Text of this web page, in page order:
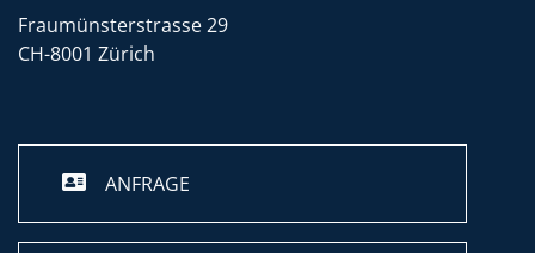
Fraumünsterstrasse 29
CH-8001 Zürich
ANFRAGE